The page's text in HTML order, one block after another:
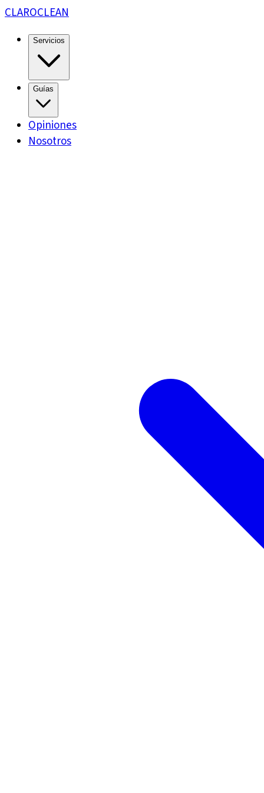
CLAROCLEAN
Servicios
Guías
Opiniones
Nosotros